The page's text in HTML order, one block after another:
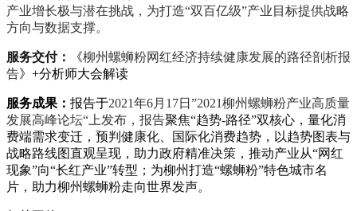
产业增长极与潜在挑战，为打造“双百亿级”产业目标提供战略
方向与数据支撑。
服务交付： 《柳州螺蛳粉网红经济持续健康发展的路径剖析报
告》+分析师大会解读
服务成果： 报告于2021年6月17日”2021柳州螺蛳粉产业高质量
发展高峰论坛“上发布，报告聚焦“趋势-路径”双核心，量化消
费端需求变迁，预判健康化、国际化消费趋势，以趋势图表与
战略路线图直观呈现，助力政府精准决策，推动产业从“网红
现象”向“长红产业”转型；为柳州打造“螺蛳粉”特色城市名
片，助力柳州螺蛳粉走向世界发声。